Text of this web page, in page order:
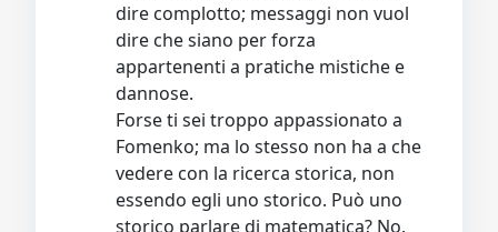
dire complotto; messaggi non vuol
dire che siano per forza
appartenenti a pratiche mistiche e
dannose.
Forse ti sei troppo appassionato a
Fomenko; ma lo stesso non ha a che
vedere con la ricerca storica, non
essendo egli uno storico. Può uno
storico parlare di matematica? No.